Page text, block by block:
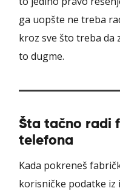
ga uopšte ne treba
kroz sve što treba da
to dugme.
Šta tačno radi
telefona
Kada pokreneš
korisničke podatke iz